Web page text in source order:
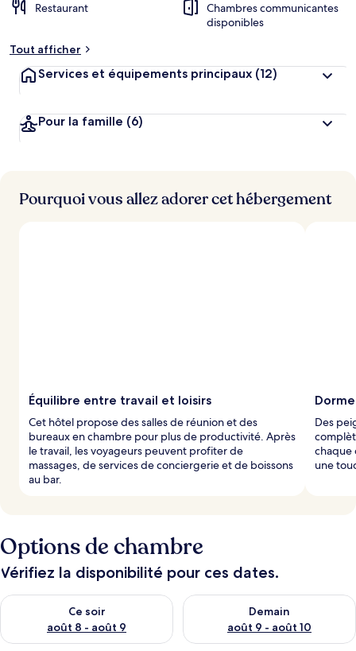
Restaurant
Chambres communicantes
disponibles
Tout afficher
Services et équipements principaux (12)
Pour la famille (6)
Pourquoi vous allez adorer cet hébergement
Équilibre entre travail et loisirs
Cet hôtel propose des salles de réunion et des
bureaux en chambre pour plus de productivité. Après
le travail, les voyageurs peuvent profiter de
massages, de services de conciergerie et de boissons
au bar.
Des
chaque
une
Options de chambre
Vérifiez la disponibilité pour ces dates.
Ce soir
août 8 - août 9
Vérifier la disponibilité pour ce soir août 8 - août 9
Demain
août 9 - août 10
Vérifier la disponibilité pour